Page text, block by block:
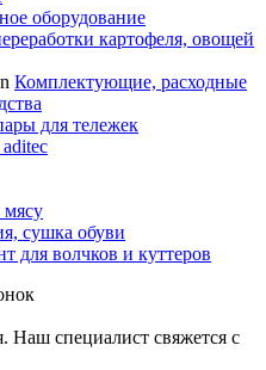
оборудование
картофеля, овощей
Комплектующие, расходные
для тележек
сушка обуви
для волчков и куттеров
Наш специалист свяжется с